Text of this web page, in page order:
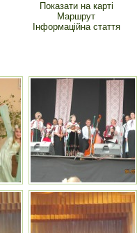
Показати на карті
Маршрут
Інформаційна стаття